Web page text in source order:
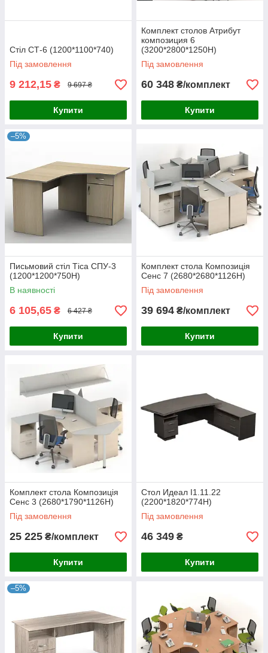
Стіл СТ-6 (1200*1100*740)
Під замовлення
9 212,15 ₴ 9 697 ₴
Купити
Комплект столов Атрибут
композиция 6
(3200*2800*1250H)
Під замовлення
60 348 ₴/комплект
Купити
–5%
Письмовий стіл Тіса СПУ-3
(1200*1200*750Н)
В наявності
6 105,65 ₴ 6 427 ₴
Купити
Комплект стола Композиція
Сенс 7 (2680*2680*1126H)
Під замовлення
39 694 ₴/комплект
Купити
Комплект стола Композиція
Сенс 3 (2680*1790*1126H)
Під замовлення
25 225 ₴/комплект
Купити
Стол Идеал I1.11.22
(2200*1820*774Н)
Під замовлення
46 349 ₴
Купити
–5%